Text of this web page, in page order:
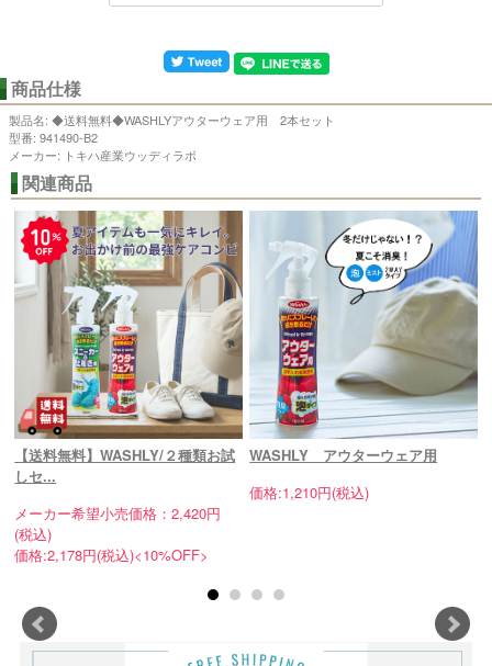
商品仕様
製品名: ◆送料無料◆WASHLYアウターウェア用 2本セット
型番: 941490-B2
メーカー: トキハ産業ウッディラボ
【送料無料】WASHLY/２種類お試
しセ...
メーカー希望小売価格：2,420円
(税込)
価格:2,178円(税込)<10%OFF>
WASHLY アウターウェア用
価格:1,210円(税込)